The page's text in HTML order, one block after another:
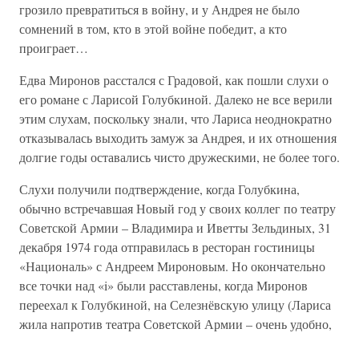
грозило превратиться в войну, и у Андрея не было
сомнений в том, кто в этой войне победит, а кто
проиграет…
Едва Миронов расстался с Градовой, как пошли слухи о
его романе с Ларисой Голубкиной. Далеко не все верили
этим слухам, поскольку знали, что Лариса неоднократно
отказывалась выходить замуж за Андрея, и их отношения
долгие годы оставались чисто дружескими, не более того.
Слухи получили подтверждение, когда Голубкина,
обычно встречавшая Новый год у своих коллег по театру
Советской Армии – Владимира и Иветты Зельдиных, 31
декабря 1974 года отправилась в ресторан гостиницы
«Националь» с Андреем Мироновым. Но окончательно
все точки над «i» были расставлены, когда Миронов
переехал к Голубкиной, на Селезнёвскую улицу (Лариса
жила напротив театра Советской Армии – очень удобно,